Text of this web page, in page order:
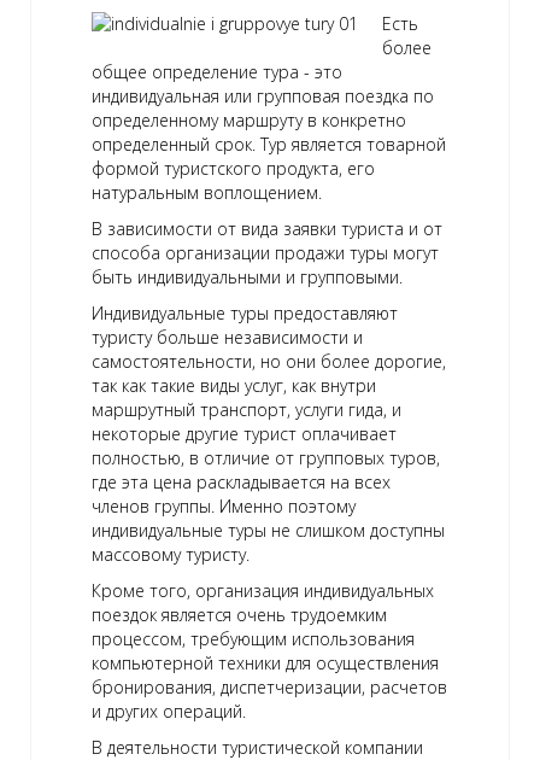
Есть
более
общее определение тура - это
индивидуальная или групповая поездка по
определенному маршруту в конкретно
определенный срок. Тур является товарной
формой туристского продукта, его
натуральным воплощением.
В зависимости от вида заявки туриста и от
способа организации продажи туры могут
быть индивидуальными и групповыми.
Индивидуальные туры предоставляют
туристу больше независимости и
самостоятельности, но они более дорогие,
так как такие виды услуг, как внутри
маршрутный транспорт, услуги гида, и
некоторые другие турист оплачивает
полностью, в отличие от групповых туров,
где эта цена раскладывается на всех
членов группы. Именно поэтому
индивидуальные туры не слишком доступны
массовому туристу.
Кроме того, организация индивидуальных
поездок является очень трудоемким
процессом, требующим использования
компьютерной техники для осуществления
бронирования, диспетчеризации, расчетов
и других операций.
В деятельности туристической компании